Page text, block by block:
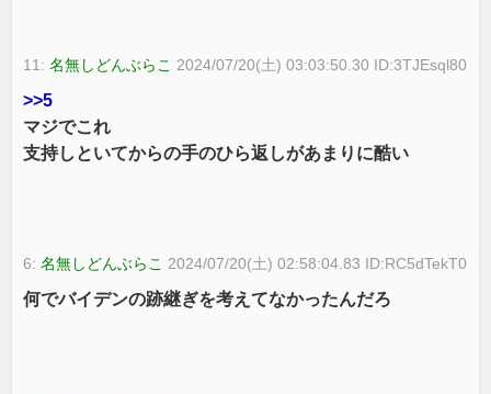
11:名無しどんぶらこ 2024/07/20(土) 03:03:50.30 ID:3TJEsql80
>>5
マジでこれ
支持しといてからの手のひら返しがあまりに酷い
6:名無しどんぶらこ 2024/07/20(土) 02:58:04.83 ID:RC5dTekT0
何でバイデンの跡継ぎを考えてなかったんだろ